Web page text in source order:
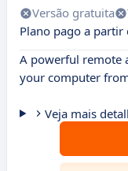
Versão gratuita
Plano pago a partir
A powerful remote
your computer
Veja mais